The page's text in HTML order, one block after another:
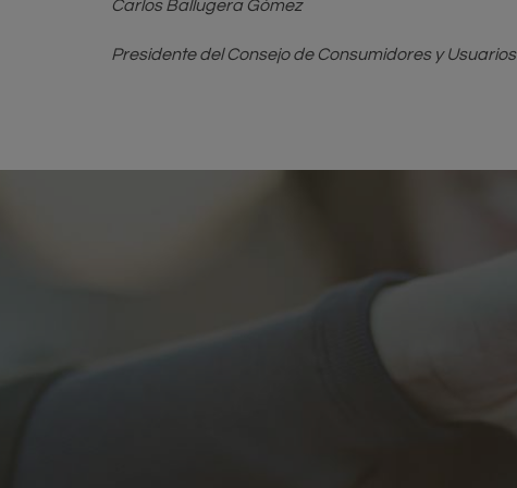
Carlos Ballugera Gómez
Presidente del Consejo de Consumidores y Usuarios